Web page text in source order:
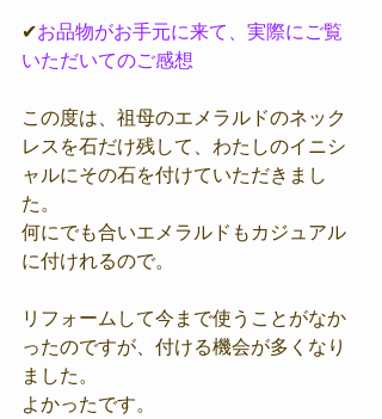
✔お品物がお手元に来て、実際にご覧
いただいてのご感想
この度は、祖母のエメラルドのネック
レスを石だけ残して、わたしのイニシ
ャルにその石を付けていただきまし
た。
何にでも合いエメラルドもカジュアル
に付けれるので。
リフォームして今まで使うことがなか
ったのですが、付ける機会が多くなり
ました。
よかったです。